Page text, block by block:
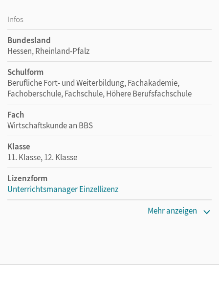
Infos
Bundesland
Hessen, Rheinland-Pfalz
Schulform
Berufliche Fort- und Weiterbildung, Fachakademie,
Fachoberschule, Fachschule, Höhere Berufsfachschule
Fach
Wirtschaftskunde an BBS
Klasse
11. Klasse, 12. Klasse
Lizenzform
Unterrichtsmanager Einzellizenz
Unterrichtsmanagers solange das Lehrwerk erhältlich ist.
Mehr anzeigen